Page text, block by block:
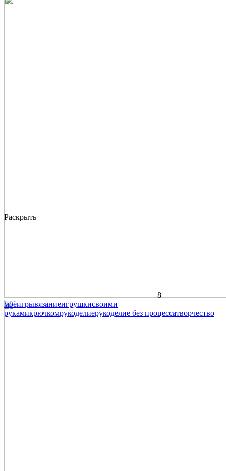
Раскрыть
8
моёигрывязаниеигрушкисвоими
рукамикрючкомрукоделиерукоделие без процессатворчество
—